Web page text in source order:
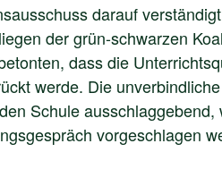
darauf
der grün-schwarzen
dass die
werde. Die
Schule
vorgeschlagen